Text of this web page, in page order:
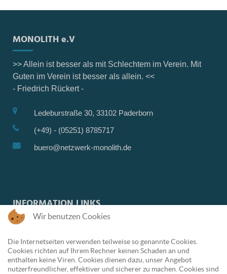
MONOLITH e.V
>> Allein ist besser als mit Schlechtem im Verein. Mit
Guten im Verein ist besser als allein. <<
- Friedrich Rückert -
Ledeburstraße 30, 33102 Paderborn
(+49) - (05251) 8785717
buero@netzwerk-monolith.de
INFORMATION LINKS
Awo Paderborn
DRK Paderborn
Datenschutzerklärung
Impressum
Wir benutzen Cookies
Die Internetseiten verwenden teilweise so genannte Cookies.
Cookies richten auf Ihrem Rechner keinen Schaden an und
enthalten keine Viren. Cookies dienen dazu, unser Angebot
nutzerfreundlicher, effektiver und sicherer zu machen. Cookies sind